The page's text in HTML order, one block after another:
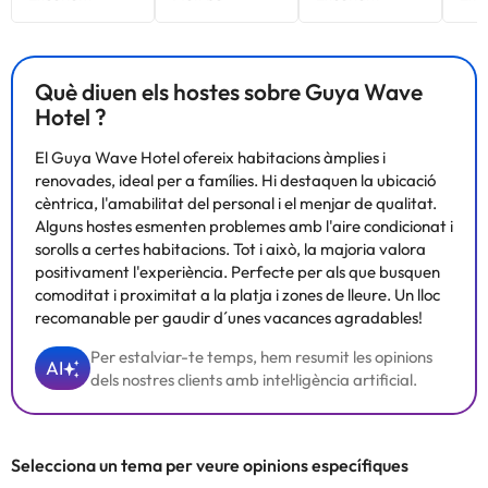
Què diuen els hostes sobre Guya Wave
Hotel ?
El Guya Wave Hotel ofereix habitacions àmplies i
renovades, ideal per a famílies. Hi destaquen la ubicació
cèntrica, l'amabilitat del personal i el menjar de qualitat.
Alguns hostes esmenten problemes amb l'aire condicionat i
sorolls a certes habitacions. Tot i això, la majoria valora
positivament l'experiència. Perfecte per als que busquen
comoditat i proximitat a la platja i zones de lleure. Un lloc
recomanable per gaudir d´unes vacances agradables!
AI
Per estalviar-te temps, hem resumit les opinions
dels nostres clients amb intel·ligència artificial.
Selecciona un tema per veure opinions específiques